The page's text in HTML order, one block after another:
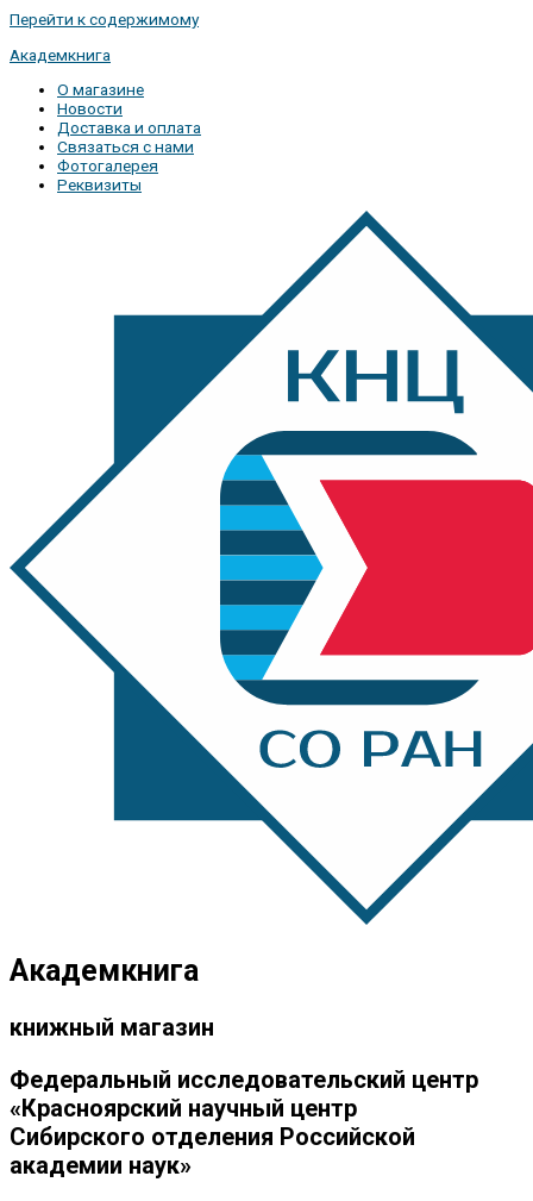
Перейти к содержимому
Академкнига
О магазине
Новости
Доставка и оплата
Связаться с нами
Фотогалерея
Реквизиты
Академкнига
книжный магазин
Федеральный исследовательский центр
«Красноярский научный центр
Сибирского отделения Российской
академии наук»